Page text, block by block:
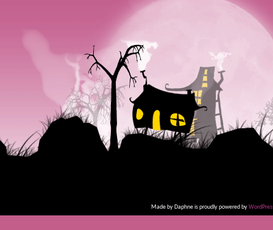
Made by Daphne is proudly powered by